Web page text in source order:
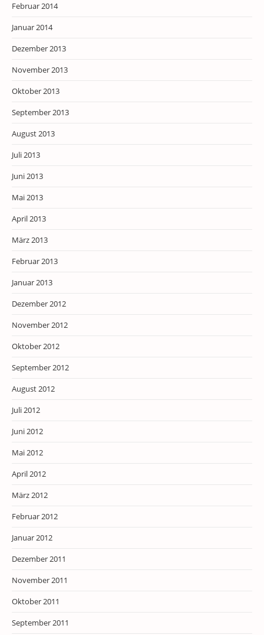
Februar 2014
Januar 2014
Dezember 2013
November 2013
Oktober 2013
September 2013
August 2013
Juli 2013
Juni 2013
Mai 2013
April 2013
März 2013
Februar 2013
Januar 2013
Dezember 2012
November 2012
Oktober 2012
September 2012
August 2012
Juli 2012
Juni 2012
Mai 2012
April 2012
März 2012
Februar 2012
Januar 2012
Dezember 2011
November 2011
Oktober 2011
September 2011